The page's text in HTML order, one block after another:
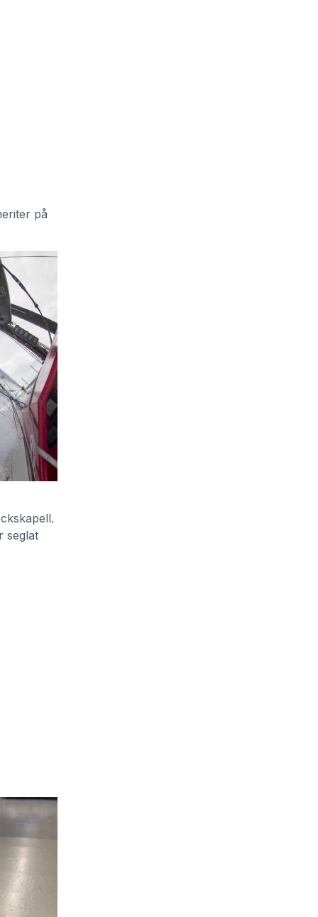
på
seglat